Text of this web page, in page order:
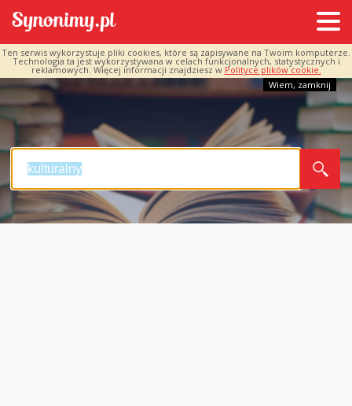
Ten serwis wykorzystuje pliki cookies, które są zapisywane na Twoim komputerze.
Technologia ta jest wykorzystywana w celach funkcjonalnych, statystycznych i
reklamowych. Więcej informacji znajdziesz w Polityce plików cookie.
Wiem, zamknij